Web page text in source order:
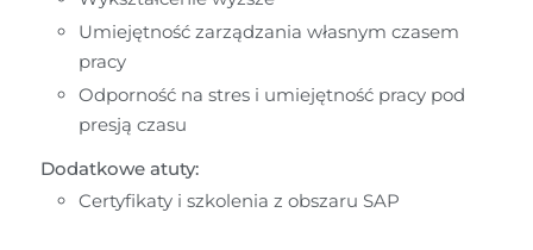
Umiejętność zarządzania własnym czasem
pracy
Odporność na stres i umiejętność pracy pod
presją czasu
Dodatkowe atuty:
Certyfikaty i szkolenia z obszaru SAP